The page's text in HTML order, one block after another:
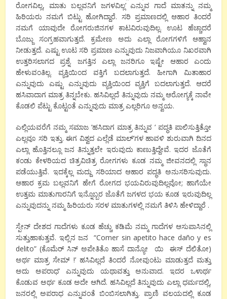
ರೋಗವಿಲ್ಲ, ಮಾತು ಬಲ್ಲವನಿಗೆ ಜಗಳವಿಲ್ಲ’ ಎನ್ನುವ ಗಾದೆ ಮಾತನ್ನು ನಮ್ಮ
ಹಿರಿಯರು ನಮಗೆ ಬಿಟ್ಟು ಹೋಗಿದ್ದಾರೆ. ಸರಿ ಪ್ರಮಾಣದಲ್ಲಿ ಆಹಾರ ತಿಂದರೆ
ನಮಗೆ ಯಾವುದೇ ರೋಗರುಜಿನಗಳ ಕಾಟವಿರುವುದಿಲ್ಲ. ಊಟ ಹೆಚ್ಚಾದರೆ
ಬೊಜ್ಜು ಸಂಗ್ರಹವಾಗುತ್ತದೆ. ಕ್ರಮೇಣ ಅದು ಎಲ್ಲಾ ರೋಗಗಳಿಗೆ ಆಹ್ವಾನ
ನೀಡುತ್ತದೆ. ಎಷ್ಟು ಊಟ ಸರಿ ಪ್ರಮಾಣ ಎನ್ನುವುದು ನಿಜವಾಗಿಯೂ ನಿಖರವಾಗಿ
ಉತ್ತರಿಸಲಾಗದ ಪ್ರಶ್ನೆ. ಜಗತ್ತಿನ ಎಲ್ಲಾ ಜನರಿಗೂ ಇಷ್ಟೇ ಆಹಾರ ಎಂದು
ಹೇಳುವಂತಿಲ್ಲ. ವ್ಯಕ್ತಿಯಿಂದ ವಕ್ತಿಗೆ ಬದಲಾಗುತ್ತದೆ. ಹೀಗಾಗಿ ಮಿತಾಹಾರ
ಎನ್ನುವುದು ಎಷ್ಟು ಎನ್ನುವುದು ವ್ಯಕ್ತಿಯಿಂದ ವ್ಯಕ್ತಿಗೆ ಬದಲಾಗುತ್ತದೆ. ಆದರೆ
ಹಸಿವಾದಾಗ ಮಾತ್ರ ತಿನ್ನಬೇಕು. ಹಸಿವಿಲ್ಲದೆ ತಿನ್ನುವುದು ನಮ್ಮ ಆರೋಗ್ಯಕ್ಕೆ ನಾವೇ
ಕೊಡಲಿ ಪೆಟ್ಟು ಕೊಟ್ಟಂತೆ ಎನ್ನುವುದು ಮಾತ್ರ ಎಲ್ಲರಿಗೂ ಅನ್ವಯ.
ಎಲ್ಲಿಯವರೆಗೆ ನಮ್ಮ ಸಮಾಜ ‘ಹಸಿದಾಗ ಮಾತ್ರ ತಿನ್ನುವ ‘ ಪದ್ಧತಿ ಪಾಲಿಸುತ್ತಿತ್ತೋ
ಎಲ್ಲವೂ ಸರಿ ಇತ್ತು. ಈಗ ವಿಶ್ವದ ಎಲ್ಲೆಡೆ ಮಾಲ್’ಗಳ ಹಾವಳಿ ಶುರುವಾಗಿ ದಿನದ
ಎಲ್ಲಾ ಹೊತ್ತಿನಲ್ಲೂ ಜನ ತಿನ್ನುತ್ತಲೇ ಇರುವುದು ಕಾಣುತ್ತಿದ್ದೇವೆ. ಇದರ ಜೊತೆಗೆ
ಕಂಡು ಕೇಳರಿಯದ ಚಿತ್ರವಿಚಿತ್ರ ರೋಗಗಳು ಕೂಡ ನಮ್ಮ ಜೀವನದಲ್ಲಿ ಸ್ಥಾನ
ಪಡೆಯುತ್ತಿವೆ. ಇದಕ್ಕೆಲ್ಲ ಮದ್ದು ಸರಿಯಾದ ಆಹಾರ ಪದ್ಧತಿ ಅನುಸರಿಸುವುದು.
ಆಹಾರ ಕ್ರಮ ಬಲ್ಲವನಿಗೆ ಹೇಗೆ ರೋಗದ ಭಯವಿರುವುದಿಲ್ಲವೋ; ಹಾಗೆಯೇ
ಉತ್ತಮ ಮಾತುಗಾರನಿಗೆ ಇನ್ನೊಬ್ಬರ ಜೊತೆಗೆ ಜಗಳದ ಭಯ ಕೂಡ ಇರುವುದಿಲ್ಲ
ಎನ್ನುವುದನ್ನು ನಮ್ಮ ಹಿರಿಯರು ಸರಳ ಮಾತುಗಳಲ್ಲಿ ನಮಗೆ ತಿಳಿಸಿ ಹೇಳಿದ್ದಾರೆ .
ಸ್ಪೇನ್ ದೇಶದ ಗಾದೆಗಳು ಕೂಡ ಹೆಚ್ಚು ಕಡಿಮೆ ನಮ್ಮ ಗಾದೆಗಳ ಆಸುಪಾಸಿನಲ್ಲಿ
ಸುತ್ತುಹಾಕುತ್ತವೆ. ಇಲ್ಲಿನ ಜನ “Comer sin apetito hace daño y es
delito” (ಕೊಮೆರ್ ಸಿನ್ ಅಪೇತಿತೊ ಹಾಸೆ ದಾನ್ಯೋ ಯಿ ಈಸ್ ದೆಲಿತೋ)
ಅರ್ಥ ಮಾತ್ರ ಸೇಮ್ !’ ಹಸಿವಿಲ್ಲದೆ ತಿಂದರೆ ನೋವುಂಟು ಮಾಡುತ್ತದೆ ಮತ್ತು
ಅದು ಅಪರಾಧ’ ಎನ್ನುವುದು ಯಥಾವತ್ತು ಅನುವಾದ. ಇದರ ಒಳಾರ್ಥ
ಕೊಡುವ ಅರ್ಥ ಕೂಡ ಅದೇ ಆಗಿದೆ. ಹಸಿವಿಲ್ಲದೆ ತಿನ್ನುವುದು ಎಲ್ಲಾ ಧರ್ಮದಲ್ಲಿ,
ಜನರಲ್ಲಿ ಅಪರಾಧ ಎನ್ನುವಂತೆ ಬಿಂಬಿಸಲಾಗಿತ್ತು. ಪ್ರಾಣಿ ವಲಯದಲ್ಲಿ ಕೂಡ